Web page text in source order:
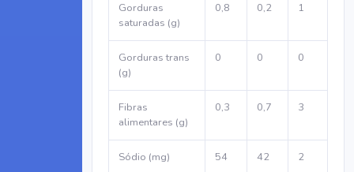
Gorduras
saturadas (g)
0,8 0,2 1
Gorduras trans
(g)
0 0 0
Fibras
alimentares (g)
0,3 0,7 3
Sódio (mg) 54 42 2